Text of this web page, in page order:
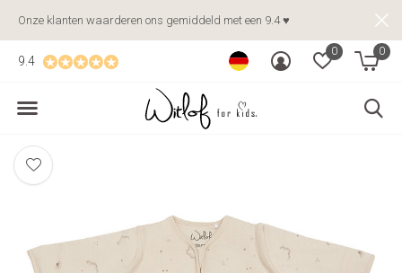
0 0
9.4
Onze klanten waarderen ons gemiddeld met een 9.4 ♥